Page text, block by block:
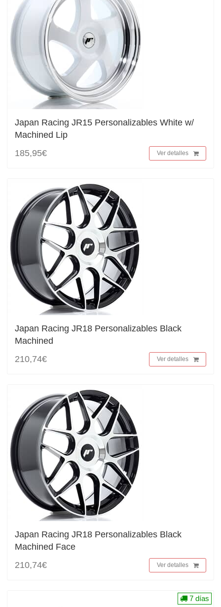
Japan Racing JR15 Personalizables White w/
Machined Lip
185,95€
Ver detalles
Japan Racing JR18 Personalizables Black
Machined
210,74€
Ver detalles
Japan Racing JR18 Personalizables Black
Machined Face
210,74€
Ver detalles
7 días